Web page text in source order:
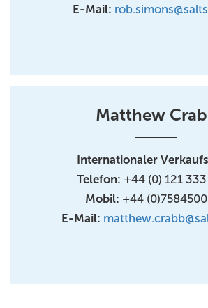
E-Mail:
Matthew
Internationaler
Telefon: +44 (0) 121
Mobil: +44
E-Mail: